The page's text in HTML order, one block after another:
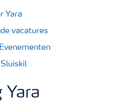
Yara
vacatures
Yara